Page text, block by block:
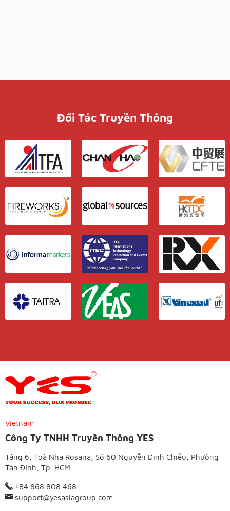
Đối Tác Truyền Thông
Vietnam
Công Ty TNHH Truyền Thông YES
Tầng 6, Toà Nhà Rosana, Số 60 Nguyễn Đình Chiểu, Phường
Tân Định, Tp. HCM.
+84 868 808 468
support@yesasiagroup.com